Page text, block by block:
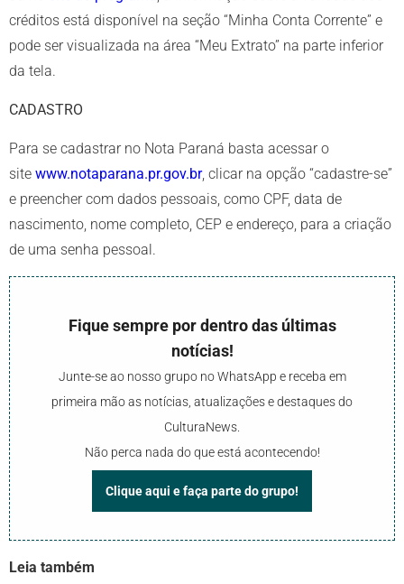
créditos está disponível na seção “Minha Conta Corrente” e
pode ser visualizada na área “Meu Extrato” na parte inferior
da tela.
CADASTRO
Para se cadastrar no Nota Paraná basta acessar o
site www.notaparana.pr.gov.br, clicar na opção “cadastre-se”
e preencher com dados pessoais, como CPF, data de
nascimento, nome completo, CEP e endereço, para a criação
de uma senha pessoal.
Fique sempre por dentro das últimas
notícias!
Junte-se ao nosso grupo no WhatsApp e receba em
primeira mão as notícias, atualizações e destaques do
CulturaNews.
Não perca nada do que está acontecendo!
Clique aqui e faça parte do grupo!
Leia também